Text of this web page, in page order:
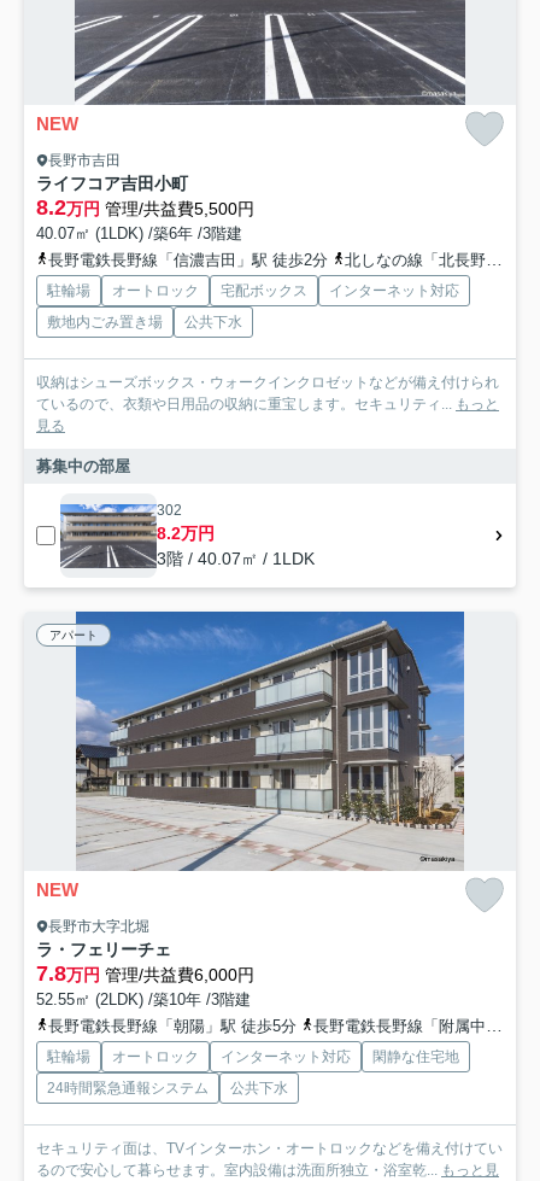
NEW
長野市吉田
ライフコア吉田小町
8.2万円 管理/共益費5,500円
40.07㎡ (1LDK) /築6年 /3階建
長野電鉄長野線「信濃吉田」駅 徒歩2分
北しなの線「北長野」駅 徒歩6分
駐輪場 オートロック 宅配ボックス
インターネット対応
敷地内ごみ置き場
公共下水
収納はシューズボックス・ウォークインクロゼットなどが備え付けられ
ているので、衣類や日用品の収納に重宝します。セキュリティ... もっと
見る
募集中の部屋
302
8.2万円
3階 / 40.07㎡ / 1LDK
アパート
NEW
長野市大字北堀
ラ・フェリーチェ
7.8万円 管理/共益費6,000円
52.55㎡ (2LDK) /築10年 /3階建
長野電鉄長野線「朝陽」駅 徒歩5分
長野電鉄長野線「附属中学前」駅 徒歩15分
駐輪場 オートロック インターネット対応
閑静な住宅地
24時間緊急通報システム
公共下水
セキュリティ面は、TVインターホン・オートロックなどを備え付けてい
るので安心して暮らせます。室内設備は洗面所独立・浴室乾... もっと見